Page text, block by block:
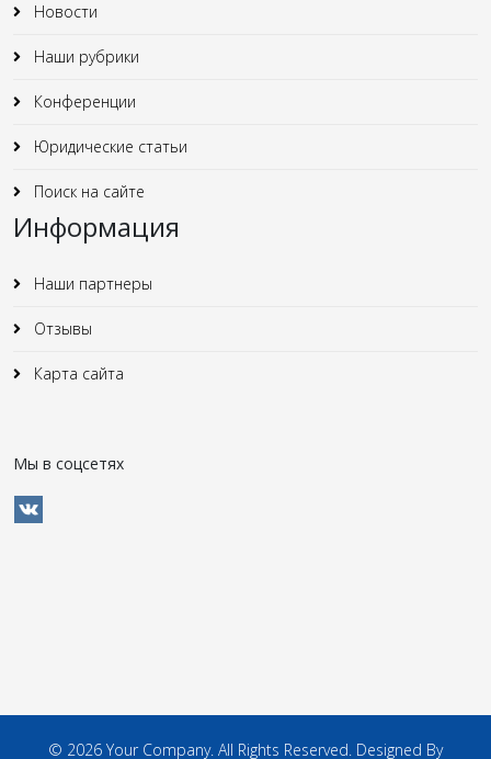
Новости
Наши рубрики
Конференции
Юридические статьи
Поиск на сайте
Информация
Наши партнеры
Отзывы
Карта сайта
Мы в соцсетях
© 2026 Your Company. All Rights Reserved. Designed By